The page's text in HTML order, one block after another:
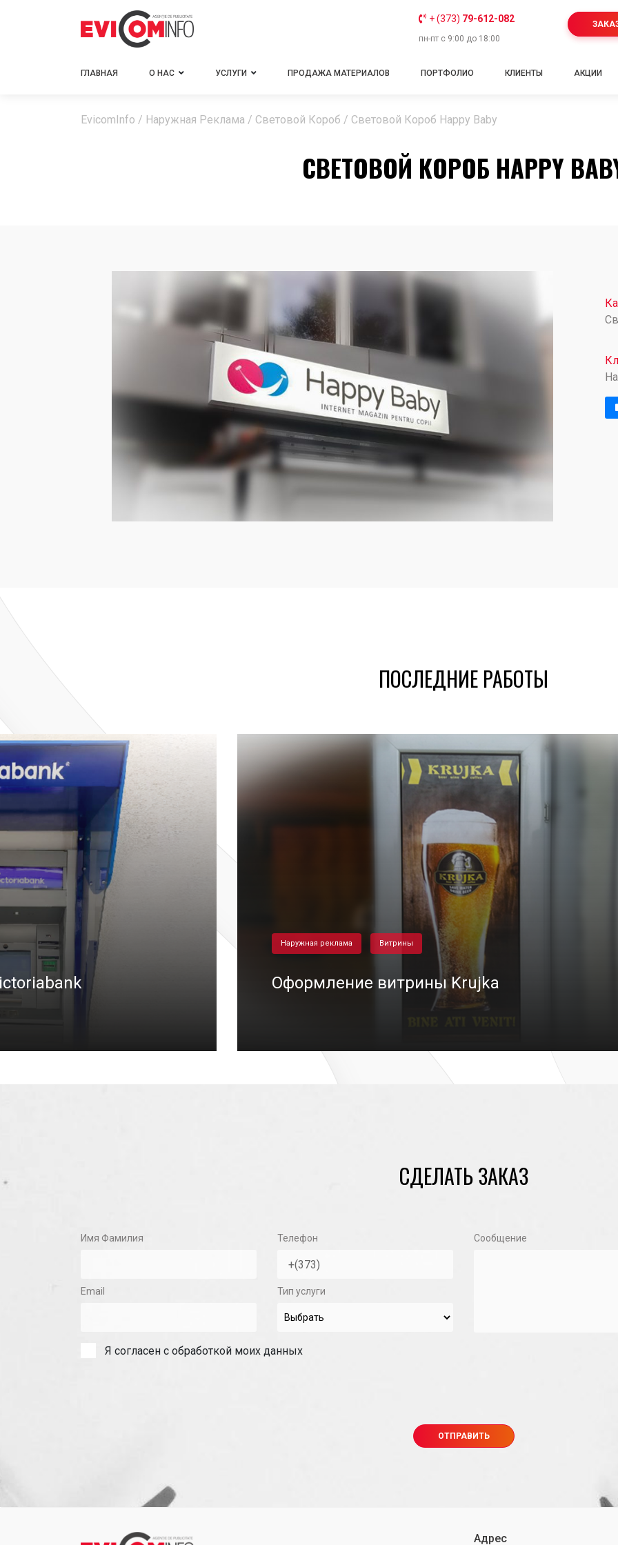
+ (373) 79-612-082
пн-пт с 9:00 до 18:00
ГЛАВНАЯ О НАС УСЛУГИ ПРОДАЖА МАТЕРИАЛОВ ПОРТФОЛИО КЛИЕНТЫ АКЦИИ
EvicomInfo / Наружная Реклама / Световой Короб / Световой Короб Happy Baby
СВЕТОВОЙ КОРОБ HAPPY
ПОСЛЕДНИЕ РАБОТЫ
Наружная реклама Витрины
Оформление витрины Krujka
СДЕЛАТЬ ЗАКАЗ
Имя Фамилия Телефон
Email Тип услуги
Сообщение
Я согласен с обработкой моих данных
Адрес